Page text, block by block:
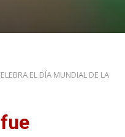
EL DÍA MUNDIAL DE LA
fue